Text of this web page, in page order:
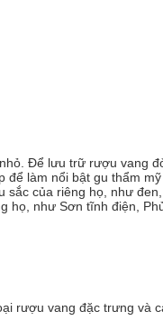
Để lưu trữ rượu vang
để làm nổi bật gu thẩm
của riêng họ, như
như Sơn tĩnh điện,
rượu vang đặc trưng và